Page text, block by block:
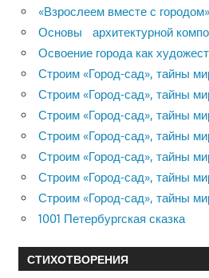
«Взрослеем вместе с
Основы архитектурной
Освоение города как
Строим «Город-сад», тайны
Строим «Город-сад», тайны
Строим «Город-сад», тайны
Строим «Город-сад», тайны
Строим «Город-сад», тайны
Строим «Город-сад», тайны
Строим «Город-сад», тайны
1001 Петербургская сказка
СТИХОТВОРЕНИЯ